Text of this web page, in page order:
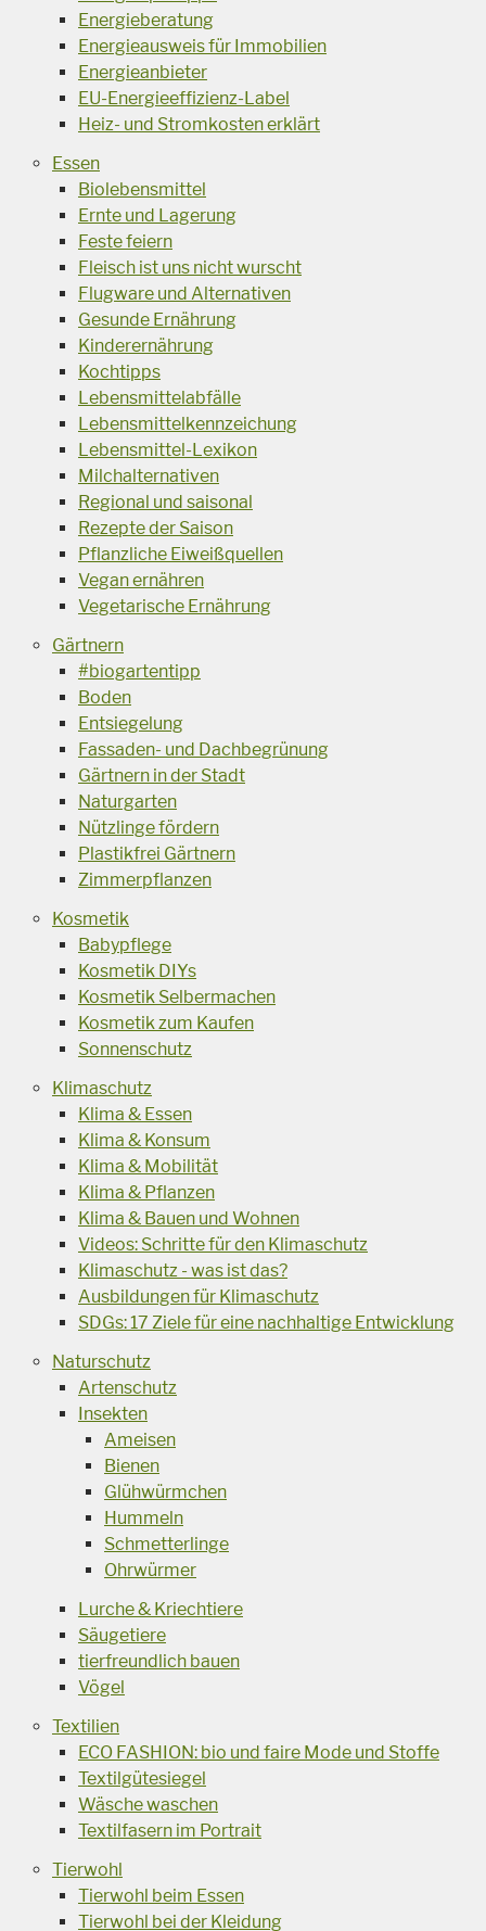
Energieberatung
Energieausweis für Immobilien
Energieanbieter
EU-Energieeffizienz-Label
Heiz- und Stromkosten erklärt
Essen
Biolebensmittel
Ernte und Lagerung
Feste feiern
Fleisch ist uns nicht wurscht
Flugware und Alternativen
Gesunde Ernährung
Kinderernährung
Kochtipps
Lebensmittelabfälle
Lebensmittelkennzeichung
Lebensmittel-Lexikon
Milchalternativen
Regional und saisonal
Rezepte der Saison
Pflanzliche Eiweißquellen
Vegan ernähren
Vegetarische Ernährung
Gärtnern
#biogartentipp
Boden
Entsiegelung
Fassaden- und Dachbegrünung
Gärtnern in der Stadt
Naturgarten
Nützlinge fördern
Plastikfrei Gärtnern
Zimmerpflanzen
Kosmetik
Babypflege
Kosmetik DIYs
Kosmetik Selbermachen
Kosmetik zum Kaufen
Sonnenschutz
Klimaschutz
Klima & Essen
Klima & Konsum
Klima & Mobilität
Klima & Pflanzen
Klima & Bauen und Wohnen
Videos: Schritte für den Klimaschutz
Klimaschutz - was ist das?
Ausbildungen für Klimaschutz
SDGs: 17 Ziele für eine nachhaltige Entwicklung
Naturschutz
Artenschutz
Insekten
Ameisen
Bienen
Glühwürmchen
Hummeln
Schmetterlinge
Ohrwürmer
Lurche & Kriechtiere
Säugetiere
tierfreundlich bauen
Vögel
Textilien
ECO FASHION: bio und faire Mode und Stoffe
Textilgütesiegel
Wäsche waschen
Textilfasern im Portrait
Tierwohl
Tierwohl beim Essen
Tierwohl bei der Kleidung